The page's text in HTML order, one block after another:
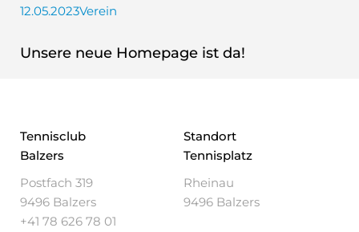
12.05.2023Verein
Unsere neue Homepage ist da!
Tennisclub
Balzers
Postfach 319
9496 Balzers
+41 78 626 78 01
Standort
Tennisplatz
Rheinau
9496 Balzers